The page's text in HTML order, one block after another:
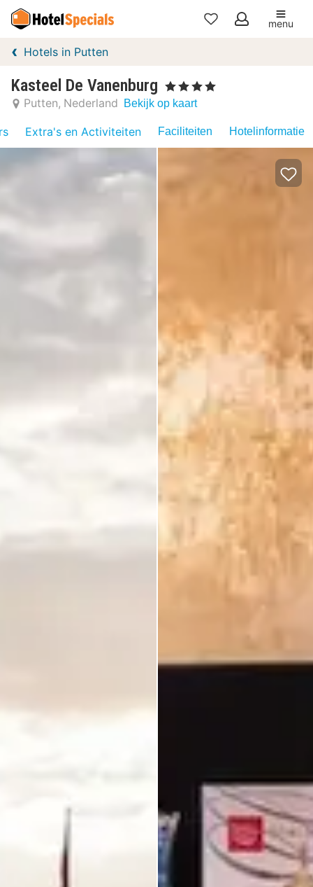
Mijn
menu
Hotels in Putten
Kasteel De Vanenburg , 4 Sterren
Putten Nederland Bekijk op kaart
Extra's en Activiteiten Faciliteiten Hotelinformatie